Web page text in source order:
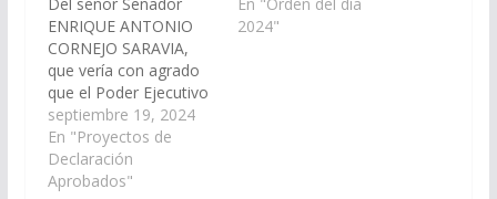
ENRIQUE ANTONIO
CORNEJO SARAVIA,
que vería con agrado
que el Poder Ejecutivo
Provincial y los
señores Legisladores
Nacionales por la
provincia de Salta
septiembre 19, 2024
En "Proyectos de
Declaración
Aprobados"
Proyecto de Ley de los
2024"